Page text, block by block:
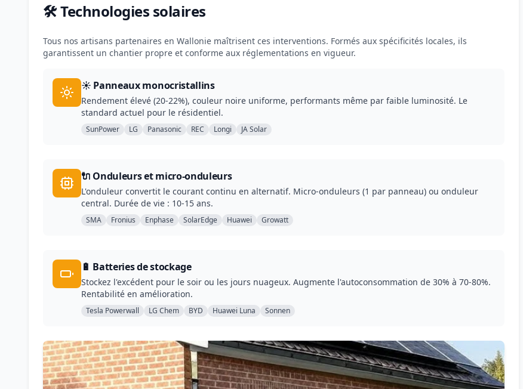
🛠️ Technologies solaires
Tous nos artisans partenaires en Wallonie maîtrisent ces interventions. Formés aux spécificités locales, ils
garantissent un chantier propre et conforme aux réglementations en vigueur.
☀️ Panneaux monocristallins
Rendement élevé (20-22%), couleur noire uniforme, performants même par faible luminosité. Le
standard actuel pour le résidentiel.
SunPower LG Panasonic REC Longi JA Solar
🔌 Onduleurs et micro-onduleurs
L'onduleur convertit le courant continu en alternatif. Micro-onduleurs (1 par panneau) ou onduleur
central. Durée de vie : 10-15 ans.
SMA Fronius Enphase SolarEdge Huawei Growatt
🔋 Batteries de stockage
Stockez l'excédent pour le soir ou les jours nuageux. Augmente l'autoconsommation de 30% à 70-80%.
Rentabilité en amélioration.
Tesla Powerwall LG Chem BYD Huawei Luna Sonnen